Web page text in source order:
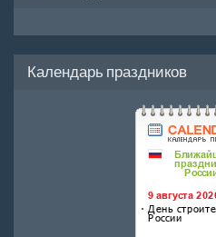
Календарь праздников